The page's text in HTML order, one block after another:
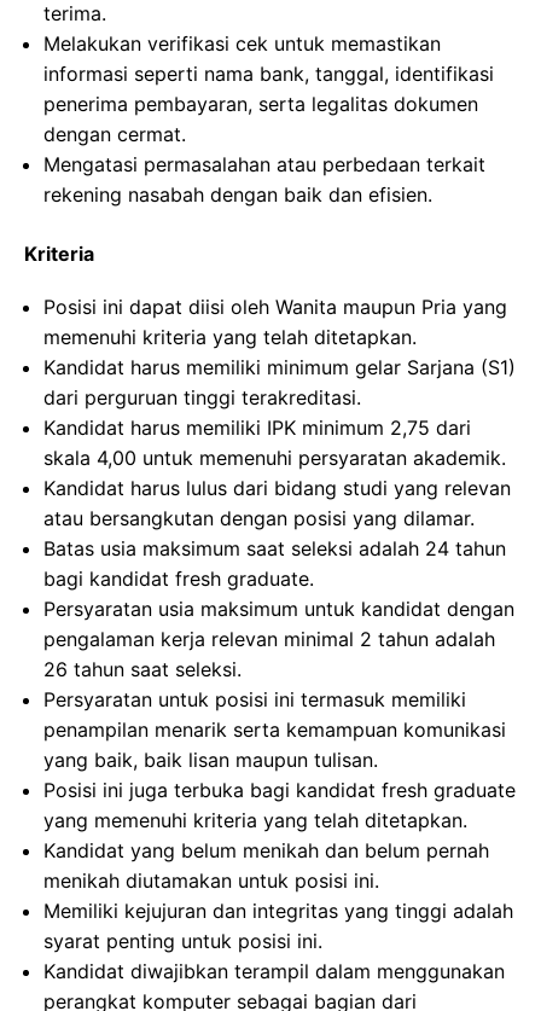
terima.
Melakukan verifikasi cek untuk memastikan
informasi seperti nama bank, tanggal, identifikasi
penerima pembayaran, serta legalitas dokumen
dengan cermat.
Mengatasi permasalahan atau perbedaan terkait
rekening nasabah dengan baik dan efisien.
Kriteria
Posisi ini dapat diisi oleh Wanita maupun Pria yang
memenuhi kriteria yang telah ditetapkan.
Kandidat harus memiliki minimum gelar Sarjana (S1)
dari perguruan tinggi terakreditasi.
Kandidat harus memiliki IPK minimum 2,75 dari
skala 4,00 untuk memenuhi persyaratan akademik.
Kandidat harus lulus dari bidang studi yang relevan
atau bersangkutan dengan posisi yang dilamar.
Batas usia maksimum saat seleksi adalah 24 tahun
bagi kandidat fresh graduate.
Persyaratan usia maksimum untuk kandidat dengan
pengalaman kerja relevan minimal 2 tahun adalah
26 tahun saat seleksi.
Persyaratan untuk posisi ini termasuk memiliki
penampilan menarik serta kemampuan komunikasi
yang baik, baik lisan maupun tulisan.
Posisi ini juga terbuka bagi kandidat fresh graduate
yang memenuhi kriteria yang telah ditetapkan.
Kandidat yang belum menikah dan belum pernah
menikah diutamakan untuk posisi ini.
Memiliki kejujuran dan integritas yang tinggi adalah
syarat penting untuk posisi ini.
Kandidat diwajibkan terampil dalam menggunakan
perangkat komputer sebagai bagian dari